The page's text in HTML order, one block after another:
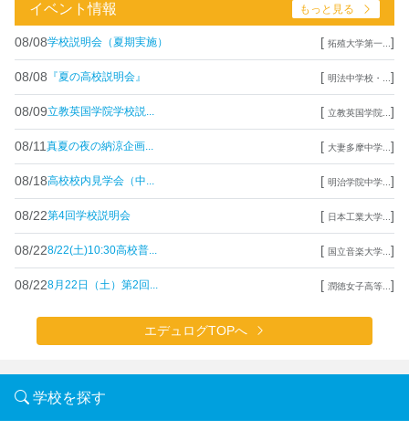
イベント情報 もっと見る
08/08学校説明会（夏期実施） [ 拓殖大学第一... ]
08/08 『夏の高校説明会』 [ 明法中学校・... ]
08/09立教英国学院学校説... [ 立教英国学院... ]
08/11 真夏の夜の納涼企画... [ 大妻多摩中学... ]
08/18高校校内見学会（中... [ 明治学院中学... ]
08/22第4回学校説明会 [ 日本工業大学... ]
08/228/22(土)10:30高校普... [ 国立音楽大学... ]
08/228月22日（土）第2回... [ 潤徳女子高等... ]
エデュログTOPへ
学校を探す